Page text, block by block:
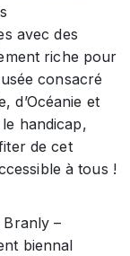
avec des
riche pour
consacré
d’Océanie et
handicap,
de cet
à tous !
Branly –
biennal